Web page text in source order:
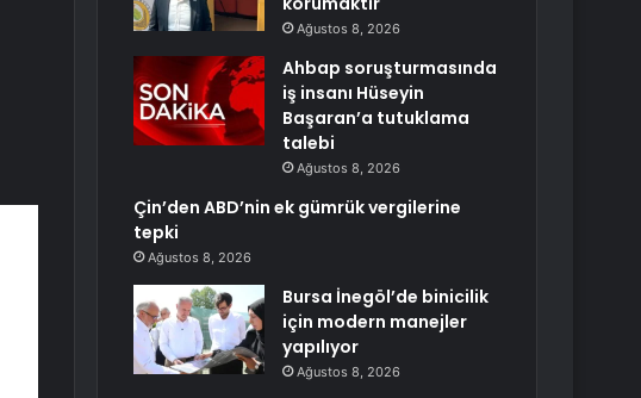
Ağustos 8, 2026
Ahbap soruşturmasında
iş insanı Hüseyin
Başaran’a tutuklama
talebi
Ağustos 8, 2026
Çin’den ABD’nin ek gümrük vergilerine
tepki
Ağustos 8, 2026
Bursa İnegöl’de binicilik
için modern manejler
yapılıyor
Ağustos 8, 2026